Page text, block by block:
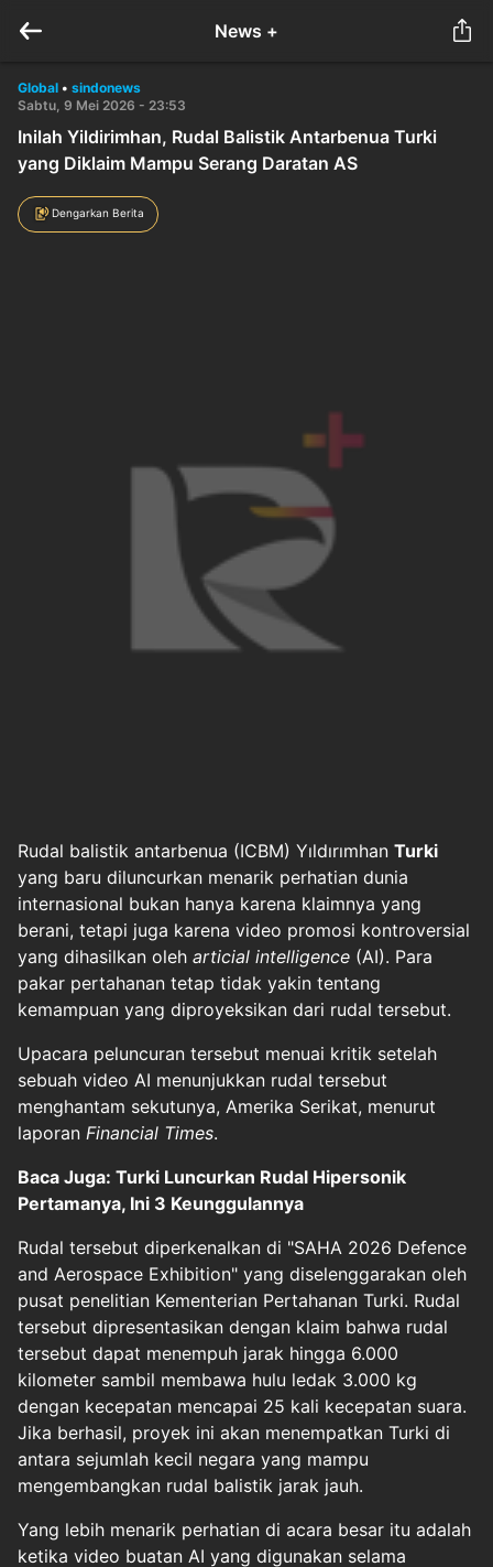
News +
Global • sindonews
Sabtu, 9 Mei 2026 - 23:53
Inilah Yildirimhan, Rudal Balistik Antarbenua Turki
yang Diklaim Mampu Serang Daratan AS
Dengarkan Berita
Rudal balistik antarbenua (ICBM) Yıldırımhan Turki
yang baru diluncurkan menarik perhatian dunia
internasional bukan hanya karena klaimnya yang
berani, tetapi juga karena video promosi kontroversial
yang dihasilkan oleh articial intelligence (AI). Para
pakar pertahanan tetap tidak yakin tentang
kemampuan yang diproyeksikan dari rudal tersebut.
Upacara peluncuran tersebut menuai kritik setelah
sebuah video AI menunjukkan rudal tersebut
menghantam sekutunya, Amerika Serikat, menurut
laporan Financial Times.
Baca Juga: Turki Luncurkan Rudal Hipersonik
Pertamanya, Ini 3 Keunggulannya
Rudal tersebut diperkenalkan di "SAHA 2026 Defence
and Aerospace Exhibition" yang diselenggarakan oleh
pusat penelitian Kementerian Pertahanan Turki. Rudal
tersebut dipresentasikan dengan klaim bahwa rudal
tersebut dapat menempuh jarak hingga 6.000
kilometer sambil membawa hulu ledak 3.000 kg
dengan kecepatan mencapai 25 kali kecepatan suara.
Jika berhasil, proyek ini akan menempatkan Turki di
antara sejumlah kecil negara yang mampu
mengembangkan rudal balistik jarak jauh.
Yang lebih menarik perhatian di acara besar itu adalah
ketika video buatan AI yang digunakan selama